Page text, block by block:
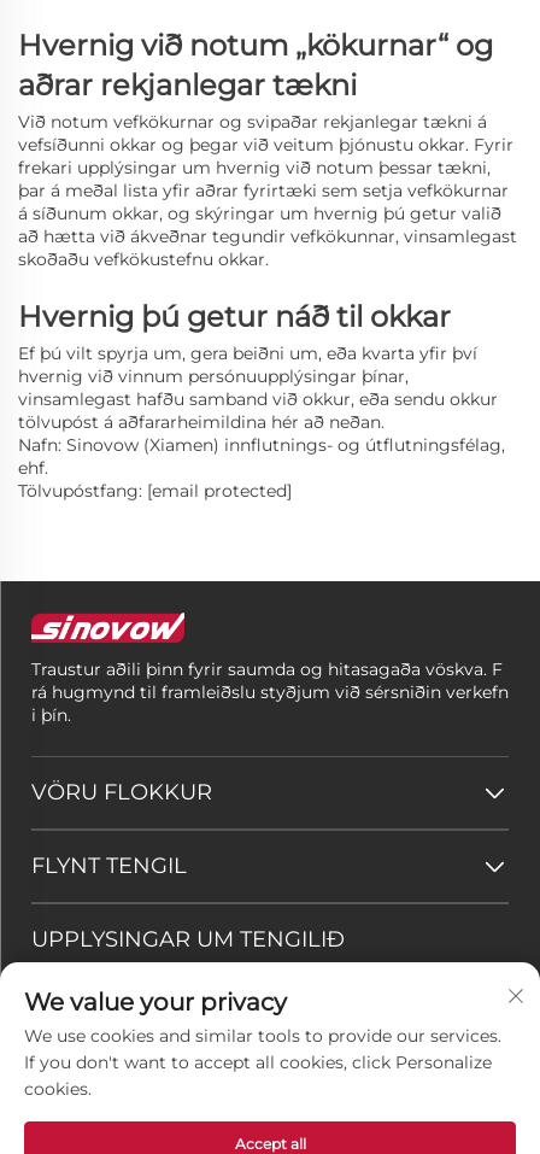
Hvernig við notum „kökurnar“ og
aðrar rekjanlegar tækni
Við notum vefkökurnar og svipaðar rekjanlegar tækni á
vefsíðunni okkar og þegar við veitum þjónustu okkar. Fyrir
frekari upplýsingar um hvernig við notum þessar tækni,
þar á meðal lista yfir aðrar fyrirtæki sem setja vefkökurnar
á síðunum okkar, og skýringar um hvernig þú getur valið
að hætta við ákveðnar tegundir vefkökunnar, vinsamlegast
skoðaðu vefkökustefnu okkar.
Hvernig þú getur náð til okkar
Ef þú vilt spyrja um, gera beiðni um, eða kvarta yfir því
hvernig við vinnum persónuupplýsingar þínar,
vinsamlegast hafðu samband við okkur, eða sendu okkur
tölvupóst á aðfararheimildina hér að neðan.
Nafn: Sinovow (Xiamen) innflutnings- og útflutningsfélag,
ehf.
Tölvupóstfang: [email protected]
Traustur aðili þinn fyrir saumda og hitasagaða vöskva. F
rá hugmynd til framleiðslu styðjum við sérsniðin verkefn
i þín.
VÖRU FLOKKUR
FLYNT TENGIL
UPPLYSINGAR UM TENGILIÐ
Office add : Herbergi 208–209, 2. hæð, númer 10 Yueshi
Space, Yuehua-gata, Huli-hverfið, Xiamen, Kína
Netfang:[email protected]
Sími:+86-15396267103
We value your privacy
We use cookies and similar tools to provide our services.
If you don't want to accept all cookies, click Personalize
cookies.
Accept all